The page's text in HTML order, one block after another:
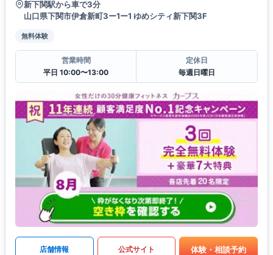
新下関駅から車で3分
山口県下関市伊倉新町3ー1ー1 ゆめシティ新下関3F
無料体験
営業時間
平日 10:00〜13:00
定休日
毎週日曜日
店舗情報 公式サイト 体験・相談予約